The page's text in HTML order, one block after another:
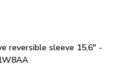
reversible sleeve 15,6" -